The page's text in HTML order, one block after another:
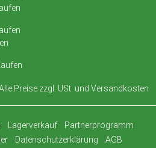
Preise zzgl. USt. und Versandkosten
Lagerverkauf
Partnerprogramm
Datenschutzerklärung
AGB